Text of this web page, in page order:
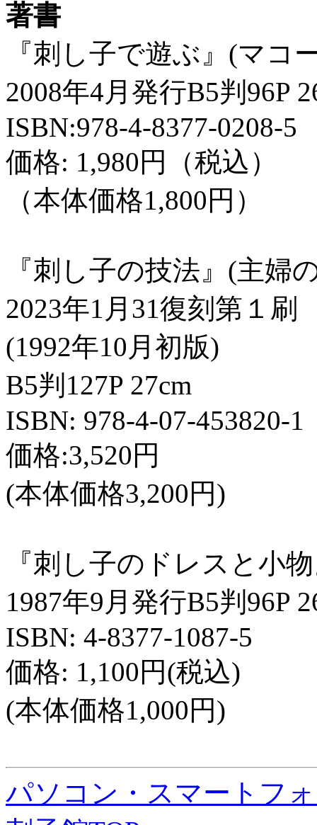
著書
『刺し子で遊ぶ』(マコ
2008年4月発行B5判96P
ISBN:978-4-8377-0208-5
価格: 1,980円（税込）
（本体価格1,800円）
『刺し子の技法』(主婦
2023年1月31復刻第１刷
(1992年10月初版)
B5判127P 27cm
ISBN: 978-4-07-453820-1
価格:3,520円
(本体価格3,200円)
『刺し子のドレスと小
1987年9月発行B5判96P
ISBN: 4-8377-1087-5
価格: 1,100円(税込)
(本体価格1,000円)
パソコン・スマートフ